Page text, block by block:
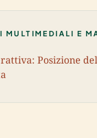
MULTIMEDIALI E
Posizione